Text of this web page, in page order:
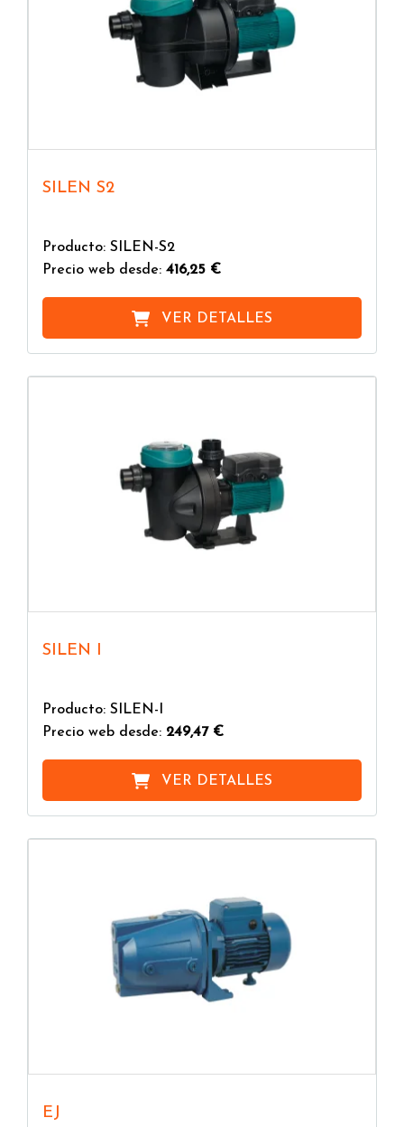
SILEN S2
Producto: SILEN-S2
Precio web desde: 416,25 €
VER DETALLES
SILEN I
Producto: SILEN-I
Precio web desde: 249,47 €
VER DETALLES
EJ